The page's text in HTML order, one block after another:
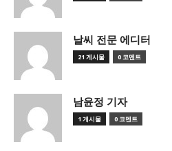
날씨 전문 에디터
21 게시물 0 코멘트
남윤정 기자
1 게시물 0 코멘트